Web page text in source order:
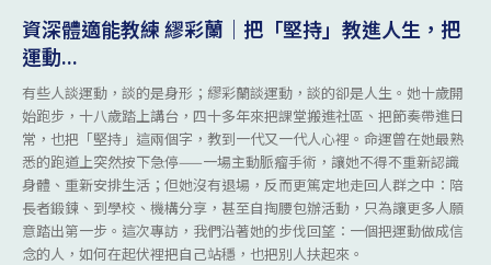
資深體適能教練 繆彩蘭｜把「堅持」教進人生，把
運動...
有些人談運動，談的是身形；繆彩蘭談運動，談的卻是人生。她十歲開
始跑步，十八歲踏上講台，四十多年來把課堂搬進社區、把節奏帶進日
常，也把「堅持」這兩個字，教到一代又一代人心裡。命運曾在她最熟
悉的跑道上突然按下急停——一場主動脈瘤手術，讓她不得不重新認識
身體、重新安排生活；但她沒有退場，反而更篤定地走回人群之中：陪
長者鍛鍊、到學校、機構分享，甚至自掏腰包辦活動，只為讓更多人願
意踏出第一步。這次專訪，我們沿著她的步伐回望：一個把運動做成信
念的人，如何在起伏裡把自己站穩，也把別人扶起來。